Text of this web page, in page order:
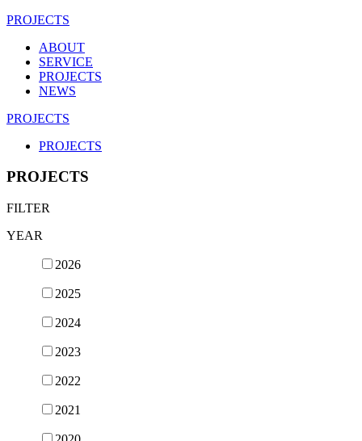
PROJECTS
ABOUT
SERVICE
PROJECTS
NEWS
PROJECTS
PROJECTS
PROJECTS
FILTER
YEAR
2026
2025
2024
2023
2022
2021